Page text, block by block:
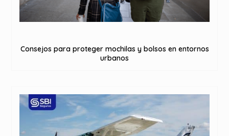
Consejos para proteger mochilas y bolsos en entornos
urbanos